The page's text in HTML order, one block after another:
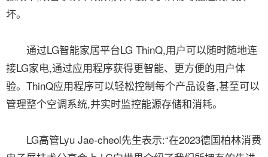
坏。
通过LG智能家居平台LG ThinQ,用户可以随时随地连
接LG家电,通过应用程序获得更智能、更方便的用户体
验。ThinQ应用程序可以轻松控制每个产品设备,甚至可以
管理整个空调系统,并实时监控能源存储和消耗。
LG高管Lyu Jae-cheol先生表示:“在2023德国柏林消费